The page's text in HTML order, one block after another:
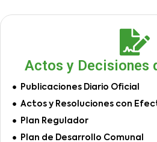
Actos y Decisiones
Publicaciones Diario Oficial
Actos y Resoluciones con
Plan Regulador
Plan de Desarrollo Comunal